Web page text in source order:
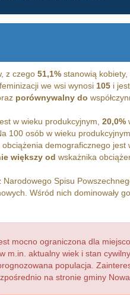
z czego 51,1%stanowią kobiety,
we wsi wynosi 105i jest
porównywalny do
w wieku produkcyjnym, 20,0%
100 osób w wieku
demograficznego jest
większy od wskażnika
Spisu
Wśród nich dominowały
mocno ograniczona dla
m.in. aktualny wiek i stan
populacja.
na stronie gminy